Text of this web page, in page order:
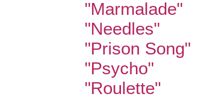
"Marmalade"
"Needles"
"Prison Song"
"Psycho"
"Roulette"